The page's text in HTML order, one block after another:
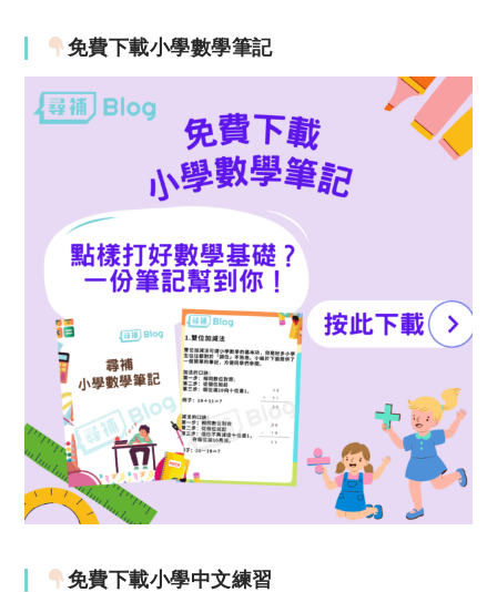
免費下載小學數學筆記
免費下載小學中文練習